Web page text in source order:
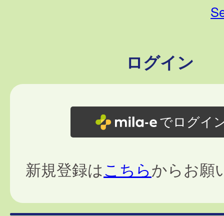
ログイン
でログイ
新規登録はこちらからお願